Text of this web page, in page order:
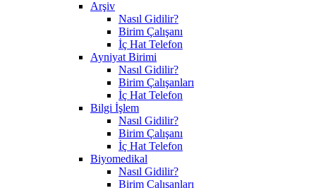
Arşiv
Nasıl Gidilir?
Birim Çalışanı
İç Hat Telefon
Ayniyat Birimi
Nasıl Gidilir?
Birim Çalışanları
İç Hat Telefon
Bilgi İşlem
Nasıl Gidilir?
Birim Çalışanı
İç Hat Telefon
Biyomedikal
Nasıl Gidilir?
Birim Çalışanları